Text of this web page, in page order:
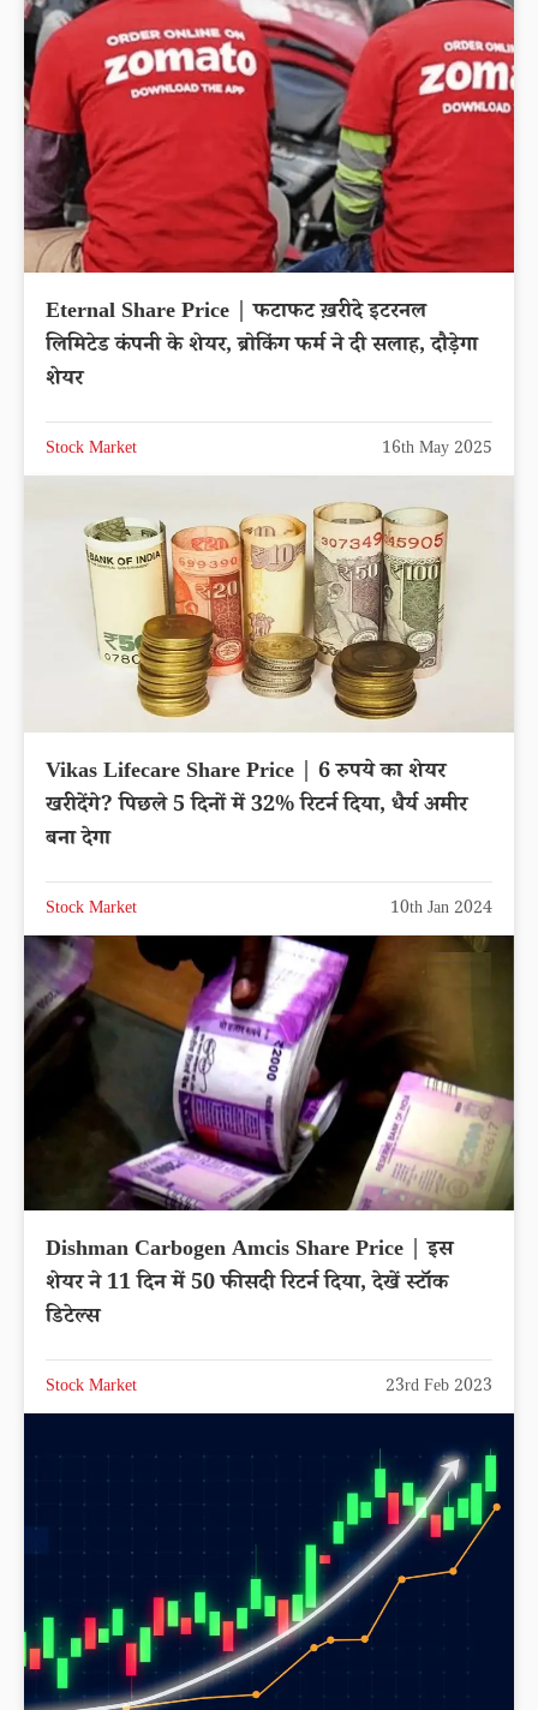
Eternal Share Price | फटाफट ख़रीदे इटरनल
लिमिटेड कंपनी के शेयर, ब्रोकिंग फर्म ने दी सलाह, दौड़ेगा
शेयर
Stock Market 16th May 2025
Vikas Lifecare Share Price | 6 रुपये का शेयर
खरीदेंगे? पिछले 5 दिनों में 32% रिटर्न दिया, धैर्य अमीर
बना देगा
Stock Market 10th Jan 2024
Dishman Carbogen Amcis Share Price | इस
शेयर ने 11 दिन में 50 फीसदी रिटर्न दिया, देखें स्टॉक
डिटेल्स
Stock Market 23rd Feb 2023